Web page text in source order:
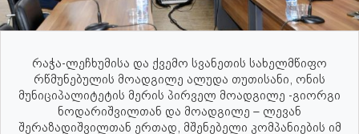
რაჭა-ლეჩხუმისა და ქვემო სვანეთის სახელმწიფო
რწმუნებულის მოადგილე ალუდა თუთისანი, ონის
მუნიციპალიტეტის მერის პირველ მოადგილე -გიორგი
ნოდარიშვილთან და მოადგილე – ლევან
შერაზადიშვილთან ერთად, მშენებელი კომპანიების იმ